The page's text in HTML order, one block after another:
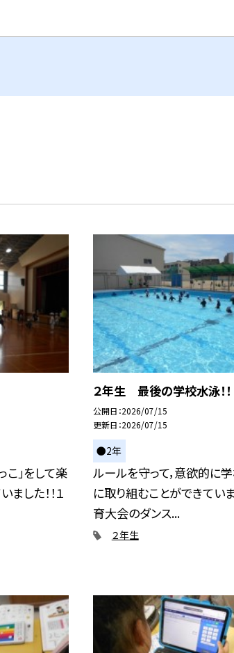
こ」をして楽
ました！！１
２年生 最後の学校水泳！！
公開日 2026/07/15
更新日 2026/07/15
●2年
ルールを守って，意欲的に
に取り組むことができてい
育大会のダンス...
２年生